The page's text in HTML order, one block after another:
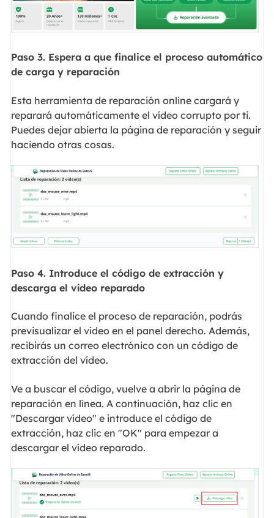
Paso 3. Espera a que finalice el proceso automático
de carga y reparación
Esta herramienta de reparación online cargará y
reparará automáticamente el vídeo corrupto por ti.
Puedes dejar abierta la página de reparación y seguir
haciendo otras cosas.
Paso 4. Introduce el código de extracción y
descarga el vídeo reparado
Cuando finalice el proceso de reparación, podrás
previsualizar el vídeo en el panel derecho. Además,
recibirás un correo electrónico con un código de
extracción del vídeo.
Ve a buscar el código, vuelve a abrir la página de
reparación en línea. A continuación, haz clic en
"Descargar vídeo" e introduce el código de
extracción, haz clic en "OK" para empezar a
descargar el vídeo reparado.